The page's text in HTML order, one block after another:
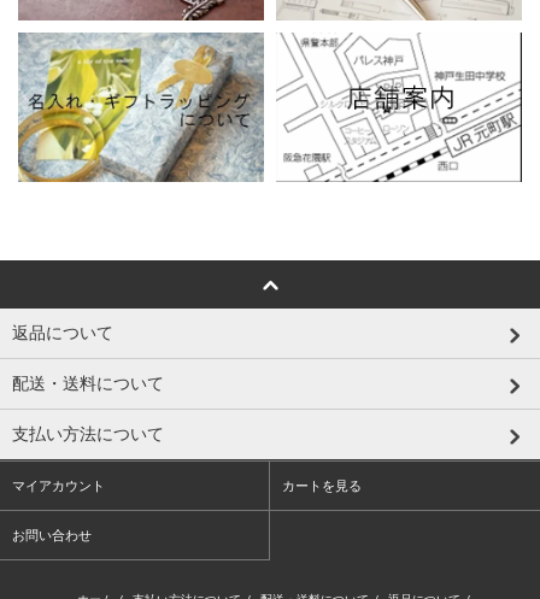
返品について
配送・送料について
支払い方法について
マイアカウント カートを見る
お問い合わせ